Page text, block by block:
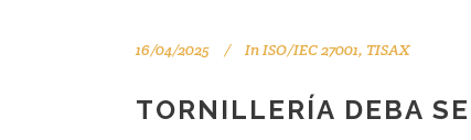
16/04/2025 InISO/IEC 27001, TISAX
TORNILLERÍA DEBA